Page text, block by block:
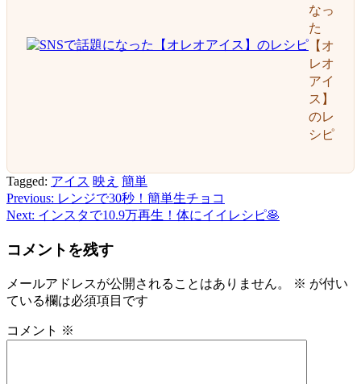
なっ
た
【オ
レオ
アイ
ス】
のレ
シピ
Tagged: アイス 映え 簡単
投
ナ
ビ
ゲ
ー
Previous: レンジで30秒！簡単生チョコ
Next: インスタで10.9万再生！体にイイレシピ🥞
コメントを残す
メールアドレスが公開されることはありません。 ※ が付い
ている欄は必須項目です
コメント ※